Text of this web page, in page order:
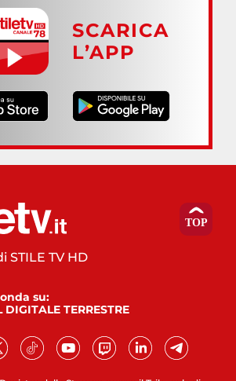
SCARICA
L’APP
STILE TV HD
su:
TERRESTRE